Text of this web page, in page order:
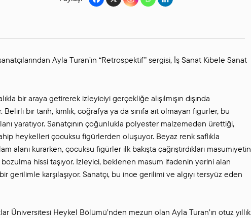
Ayla Turan’ın “Retrospektif” sergisi, İş Sanat Kibele Sanat
bir araya getirerek izleyiciyi gerçekliğe alışılmışın dışında
bir tarih, kimlik, coğrafya ya da sınıfa ait olmayan figürler, bu
yaratıyor. Sanatçının çoğunlukla polyester malzemeden ürettiği,
heykelleri çocuksu figürlerden oluşuyor. Beyaz renk saflıkla
alanı kurarken, çocuksu figürler ilk bakışta çağrıştırdıkları masumiyetin
hissi taşıyor. İzleyici, beklenen masum ifadenin yerini alan
karşılaşıyor. Sanatçı, bu ince gerilimi ve algıyı tersyüz eden
Üniversitesi Heykel Bölümü’nden mezun olan Ayla Turan’ın otuz yıllık